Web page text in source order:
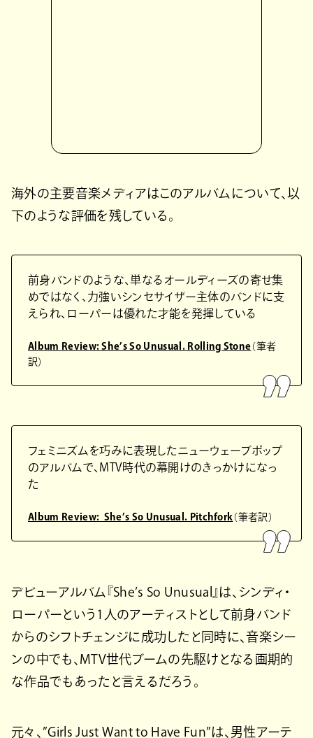
海外の主要音楽メディアはこのアルバムについて、以
下のような評価を残している。
前身バンドのような、単なるオールディーズの寄せ集
めではなく、力強いシンセサイザー主体のバンドに支
えられ、ローパーは優れた才能を発揮している
Album Review: She’s So Unusual. Rolling Stone （筆者
訳）
フェミニズムを巧みに表現したニューウェーブポップ
のアルバムで、MTV時代の幕開けのきっかけになっ
た
Album Review: She’s So Unusual. Pitchfork （筆者訳）
デビューアルバム『She’s So Unusual』は、シンディ・
ローパーという1人のアーティストとして前身バンド
からのシフトチェンジに成功したと同時に、音楽シー
ンの中でも、MTV世代ブームの先駆けとなる画期的
な作品でもあったと言えるだろう。
元々、”Girls Just Want to Have Fun”は、男性アーテ